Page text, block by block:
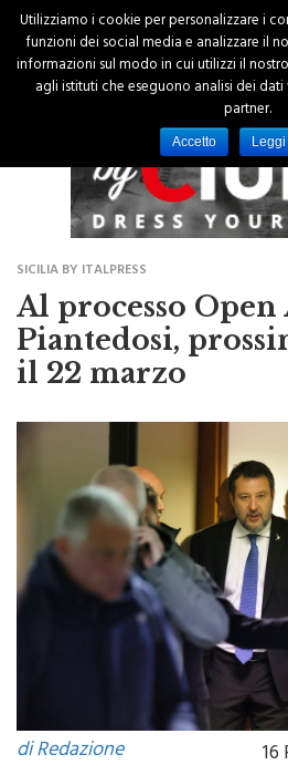
SICILIA BY ITALPRESS
Al processo
Piantedosi,
il 22 marzo
di Redazione
Utilizziamo i cookie per personalizzare i
funzioni dei social media e analizzare il
informazioni sul modo in cui utilizzi il
agli istituti che eseguono analisi dei
partner.
Accetto